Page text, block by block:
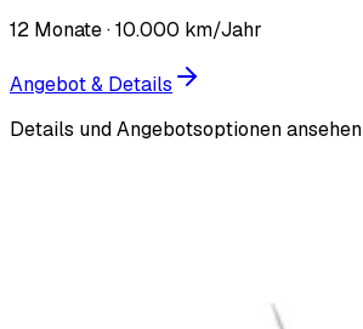
12 Monate ·10.000 km/Jahr
Angebot & Details
Details und Angebotsoptionen ansehen